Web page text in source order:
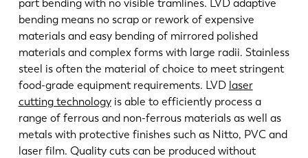
part bending with no visible tramlines. LVD adaptive
bending means no scrap or rework of expensive
materials and easy bending of mirrored polished
materials and complex forms with large radii. Stainless
steel is often the material of choice to meet stringent
food-grade equipment requirements. LVD laser
cutting technologyis able to efficiently process a
range of ferrous and non-ferrous materials as well as
metals with protective finishes such as Nitto, PVC and
laser film. Quality cuts can be produced without